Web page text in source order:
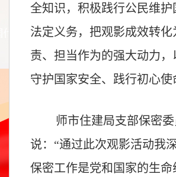
全知识，积极践行公民维护
法定义务，把观影成效转化
责、担当作为的强大动力，
守护国家安全、践行初心使
师市住建局支部保密
说： “通过此次观影活动我
保密工作是党和国家的生命